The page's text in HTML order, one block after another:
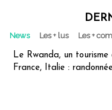
News Les + lus Les +
Le Rwanda, un
France, Italie :